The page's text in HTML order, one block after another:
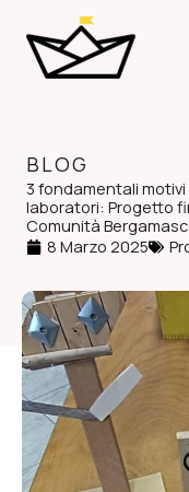
contenuto
BLOG
3 fondamentali
laboratori: Progetto
Comunità
8 Marzo 2025